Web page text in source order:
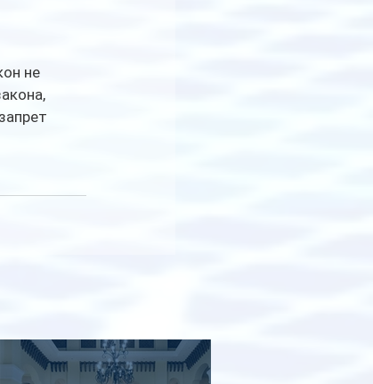
не